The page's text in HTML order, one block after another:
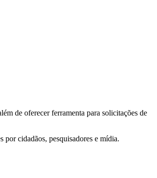
de oferecer ferramenta para solicitações de
por cidadãos, pesquisadores e mídia.